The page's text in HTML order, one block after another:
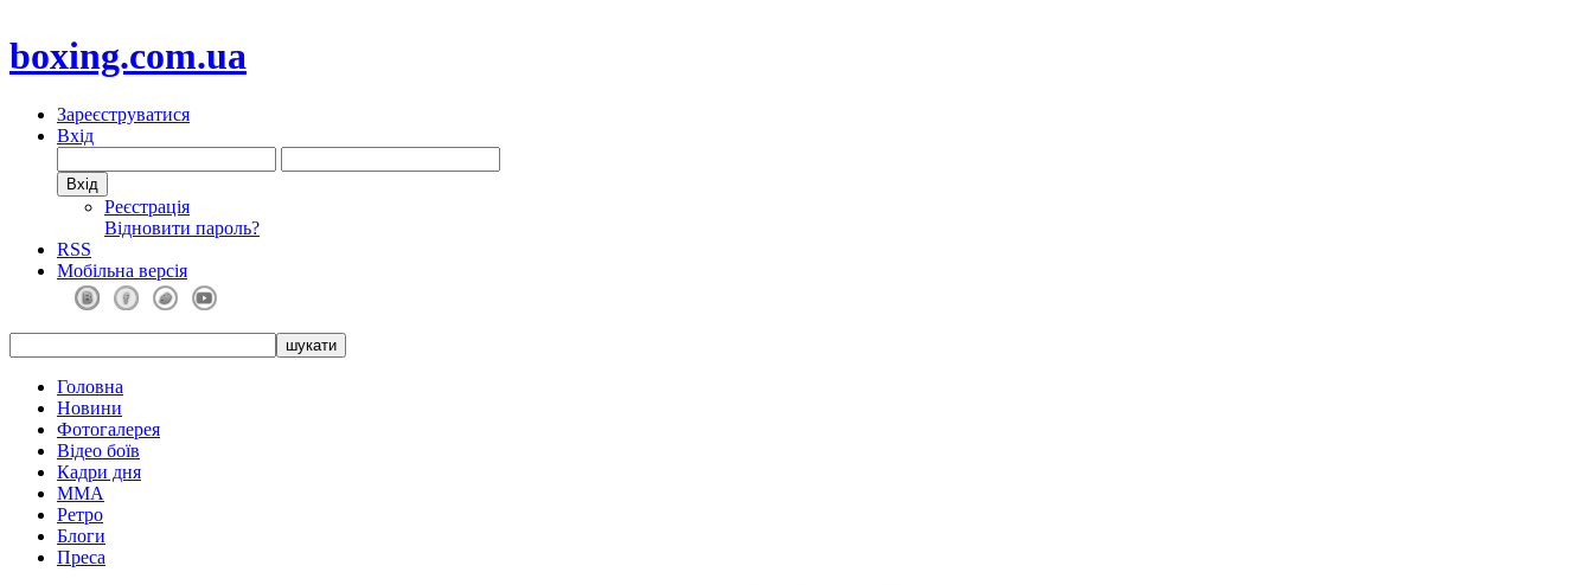
boxing.com.ua
Зареєструватися
Вхід
Реєстрація
Відновити пароль?
RSS
Мобільна версія
Головна
Новини
Фотогалерея
Відео боїв
Кадри дня
ММА
Ретро
Блоги
Преса